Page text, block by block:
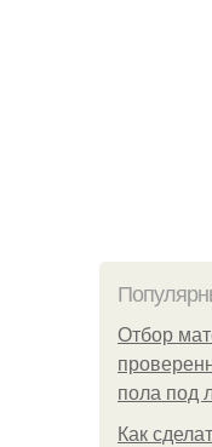
Отбор
пола под
Как